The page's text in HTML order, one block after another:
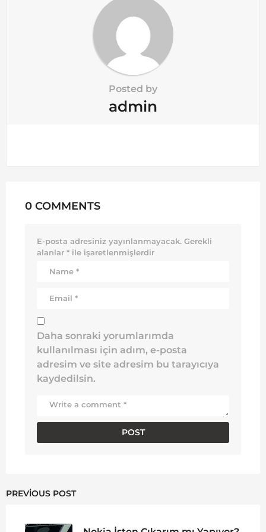
Posted by
admin
0 COMMENTS
E-posta adresiniz yayınlanmayacak. Gerekli
alanlar * ile işaretlenmişlerdir
Daha sonraki yorumlarımda
kullanılması için adım, e-posta
adresim ve site adresim bu tarayıcıya
kaydedilsin.
PREVIOUS POST